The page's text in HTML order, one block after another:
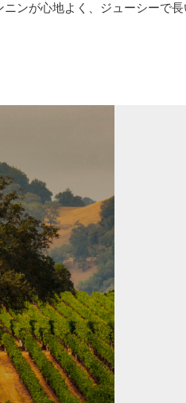
ンが心地よく、ジューシーで長